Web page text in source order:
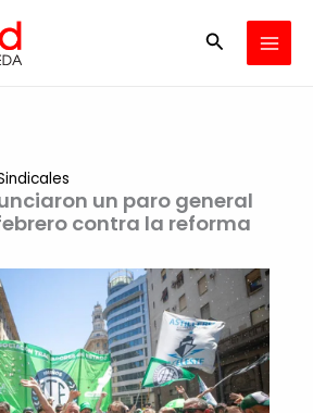
Buscar
un paro general
contra la reforma